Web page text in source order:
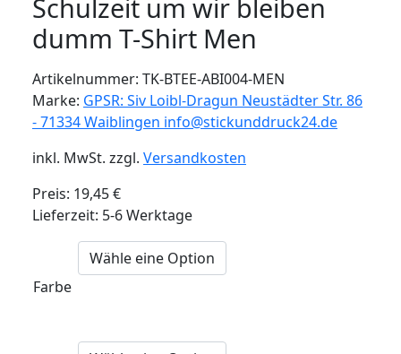
Schulzeit um wir bleiben
dumm T-Shirt Men
Artikelnummer: TK-BTEE-ABI004-MEN
Marke: GPSR: Siv Loibl-Dragun Neustädter Str. 86
- 71334 Waiblingen info@stickunddruck24.de
inkl. MwSt. zzgl. Versandkosten
Preis: 19,45€
Lieferzeit: 5-6 Werktage
Farbe